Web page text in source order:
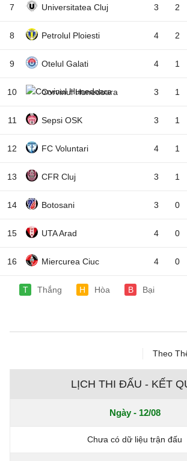
7 Universitatea Cluj 3 2
8 Petrolul Ploiesti 4 2
9 Otelul Galati 4 1
10 Corvinul Hunedoara 3 1
11 Sepsi OSK 3 1
12 FC Voluntari 4 1
13 CFR Cluj 3 1
14 Botosani 3 0
15 UTA Arad 4 0
16 Miercurea Ciuc 4 0
T Thắng H Hòa B Bại
Theo
LỊCH THI ĐẤU - KẾT
Ngày - 12/08
Chưa có dữ liệu trận đấu